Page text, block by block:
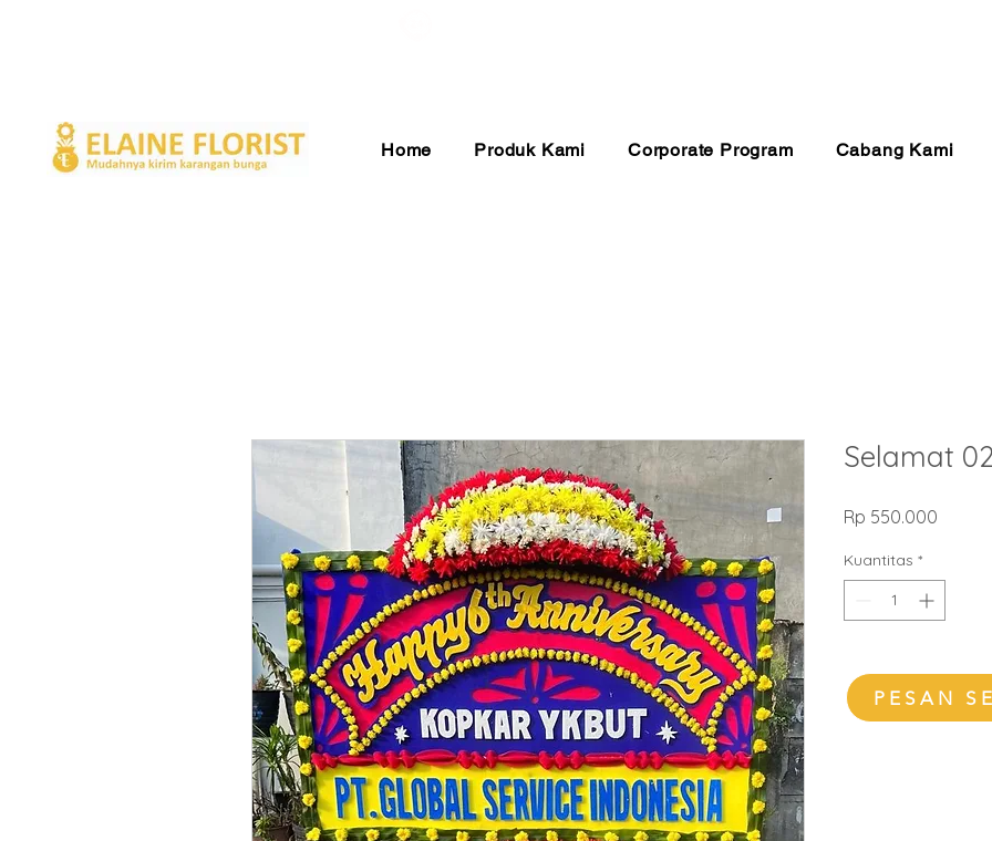
Home Produk Kami Corporate Program Cabang Kami
Selamat
Rp 550.000
Kuantitas *
PESAN